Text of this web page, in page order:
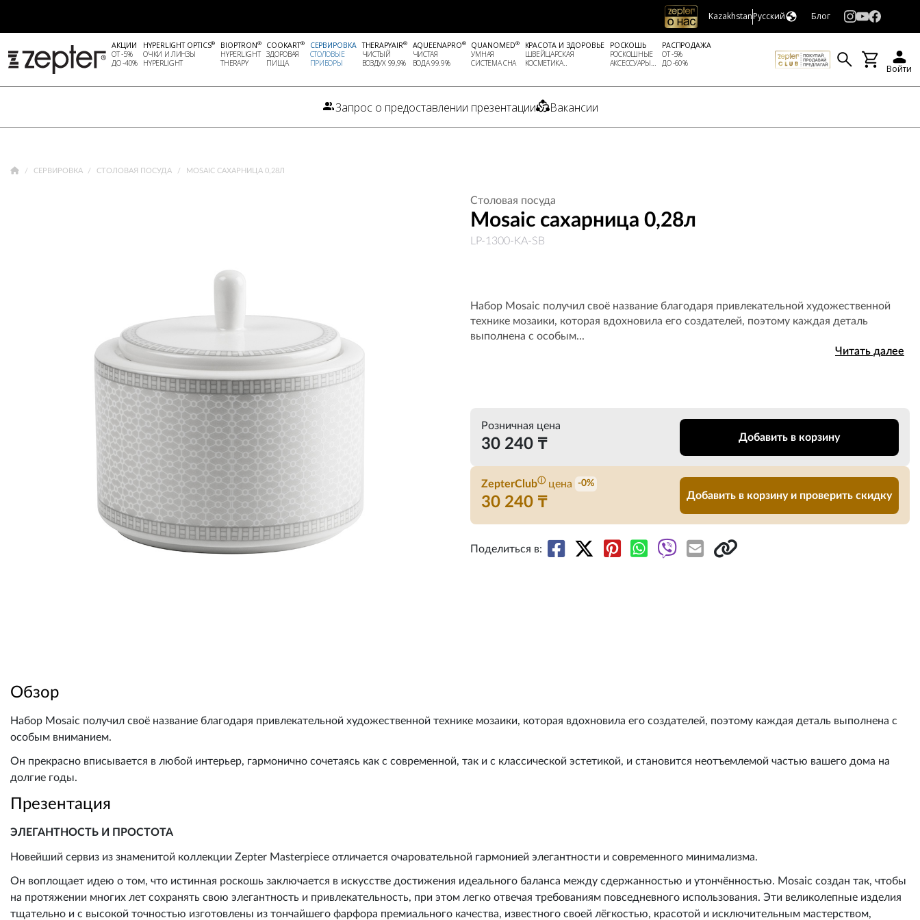
KazakhstanРусский Блог
АКЦИИ
ОТ -5%
ДО -40%
HYPERLIGHT OPTICS®
ОЧКИ И ЛИНЗЫ
HYPERLIGHT
BIOPTRON®
HYPERLIGHT
THERAPY
COOKART®
ЗДОРОВАЯ
ПИЩА
СЕРВИРОВКА
СТОЛОВЫЕ
ПРИБОРЫ
THERAPYAIR®
ЧИСТЫЙ
ВОЗДУХ 99,9%
AQUEENAPRO®
ЧИСТАЯ
ВОДА 99.9%
QUANOMED®
УМНАЯ
СИСТЕМА СНА
КРАСОТА И ЗДОРОВЬЕ
ШВЕЙЦАРСКАЯ
КОСМЕТИКА..
РОСКОШЬ
РОСКОШНЫЕ
АКСЕССУАРЫ...
РАСПРОДАЖА
ОТ -5%
ДО -60%
Войти
Запрос о предоставлении презентации Вакансии
СЕРВИРОВКА СТОЛОВАЯ ПОСУДА MOSAIC САХАРНИЦА 0,28Л
Столовая посуда
Mosaic сахарница 0,28л
LP-1300-KA-SB
Набор Mosaic получил своё название благодаря привлекательной художественной
технике мозаики, которая вдохновила его создателей, поэтому каждая деталь
выполнена с особым...
Читать далее
Розничная цена
30 240 ₸ Добавить в корзину
ZepterClubⓘ цена -0%
30 240 ₸ Добавить в корзину и проверить скидку
Поделиться в:
Обзор
Набор Mosaic получил своё название благодаря привлекательной художественной технике мозаики, которая вдохновила его создателей, поэтому каждая деталь выполнена с
особым вниманием.
Он прекрасно вписывается в любой интерьер, гармонично сочетаясь как с современной, так и с классической эстетикой, и становится неотъемлемой частью вашего дома на
долгие годы.
Презентация
ЭЛЕГАНТНОСТЬ И ПРОСТОТА
Новейший сервиз из знаменитой коллекции Zepter Masterpiece отличается очаровательной гармонией элегантности и современного минимализма.
Он воплощает идею о том, что истинная роскошь заключается в искусстве достижения идеального баланса между сдержанностью и утончённостью. Mosaic создан так, чтобы
на протяжении многих лет сохранять свою элегантность и привлекательность, при этом легко отвечая требованиям повседневного использования. Эти великолепные изделия
тщательно и с высокой точностью изготовлены из тончайшего фарфора премиального качества, известного своей лёгкостью, красотой и исключительным мастерством,